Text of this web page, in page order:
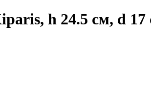
h 24.5 см, d 17